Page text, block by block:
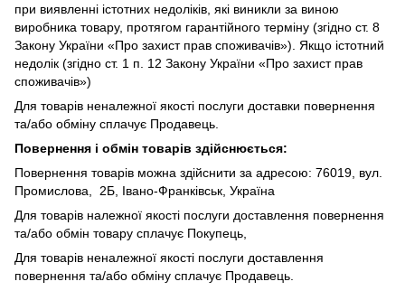
при виявленні істотних недоліків, які виникли за виною
виробника товару, протягом гарантійного терміну (згідно ст. 8
Закону України «Про захист прав споживачів»). Якщо істотний
недолік (згідно ст. 1 п. 12 Закону України «Про захист прав
споживачів»)
Для товарів неналежної якості послуги доставки повернення
та/або обміну сплачує Продавець.
Повернення і обмін товарів здійснюється:
Повернення товарів можна здійснити за адресою: 76019, вул.
Промислова, 2Б, Івано-Франківськ, Україна
Для товарів належної якості послуги доставлення повернення
та/або обмін товару сплачує Покупець,
Для товарів неналежної якості послуги доставлення
повернення та/або обміну сплачує Продавець.